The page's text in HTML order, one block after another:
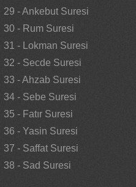
29 - Ankebut Suresi
30 - Rum Suresi
31 - Lokman Suresi
32 - Secde Suresi
33 - Ahzab Suresi
34 - Sebe Suresi
35 - Fatır Suresi
36 - Yasin Suresi
37 - Saffat Suresi
38 - Sad Suresi